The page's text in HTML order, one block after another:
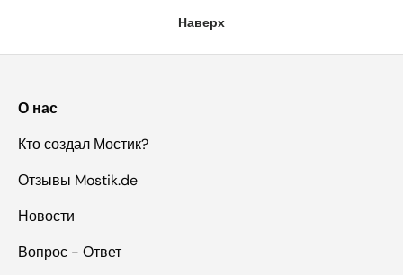
Наверх
О нас
Кто создал Мостик?
Отзывы Mostik.de
Новости
Вопрос - Ответ